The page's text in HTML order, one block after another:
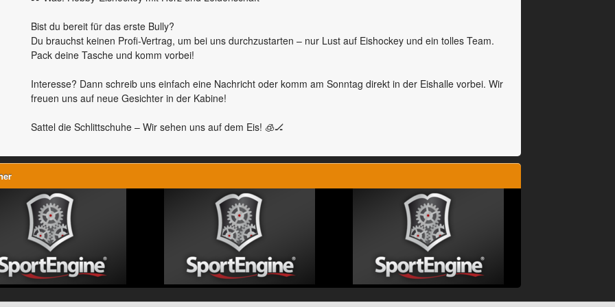
Bist du bereit für das erste Bully?
​Du brauchst keinen Profi-Vertrag, um bei uns durchzustarten – nur Lust auf Eishockey und ein tolles Team.
Pack deine Tasche und komm vorbei!
Interesse? Dann schreib uns einfach eine Nachricht oder komm am Sonntag direkt in der Eishalle vorbei. Wir
freuen uns auf neue Gesichter in der Kabine!
Sattel die Schlittschuhe – Wir sehen uns auf dem Eis! 🧊🏒